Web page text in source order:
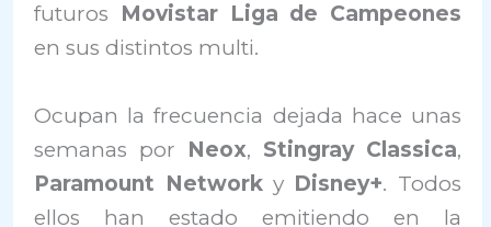
futuros Movistar Liga de Campeones
en sus distintos multi.
Ocupan la frecuencia dejada hace unas
semanas por Neox, Stingray Classica,
Paramount Networky Disney+. Todos
ellos han estado emitiendo en la